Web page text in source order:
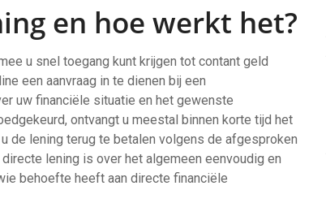
en hoe werkt het?
u snel toegang kunt krijgen tot contant geld
een aanvraag in te dienen bij een
uw financiële situatie en het gewenste
ontvangt u meestal binnen korte tijd het
de lening terug te betalen volgens de afgesproken
lening is over het algemeen eenvoudig en
behoefte heeft aan directe financiële